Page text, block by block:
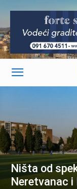
Ništa od
Neretvanac i